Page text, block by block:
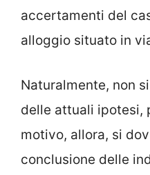
accertamenti del
alloggio situato in
Naturalmente, non
delle attuali ipotesi,
motivo, allora, si
conclusione delle